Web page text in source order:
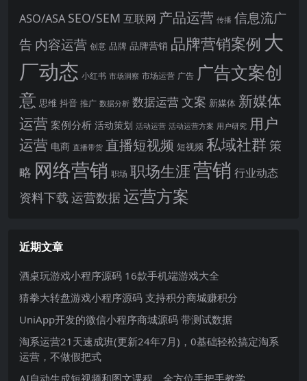
ASO/ASA SEO/SEM 互联网 产品运营 传播 信息流广
告 内容运营 创意 品牌 品牌营销 品牌营销案例 大
厂动态 小红书 市场洞察 市场运营 广告 广告文案创
意 思维 抖音 推广 数据分析 数据运营 文案 新媒体 新媒体
运营 案例分析 活动策划 活动运营 活动运营方案 用户研究 用户
运营 电商 直播带货 直播短视频 短视频 私域社群 策
略 网络营销 职场 职场生涯营销 行业动态
资料下载 运营数据运营方案
近期文章
酒桌玩游戏小程序源码 16款手机端游戏大全
猜拳大转盘游戏小程序源码 支持积分商城赚积分
UniApp开发的微信小程序商城源码 带测试数据
淘系运营21天速成班(更新24年7月)，0基础轻松搞定淘系
运营，不做假把式
AI自动生成短视频和图文课程，全方位手把手教学